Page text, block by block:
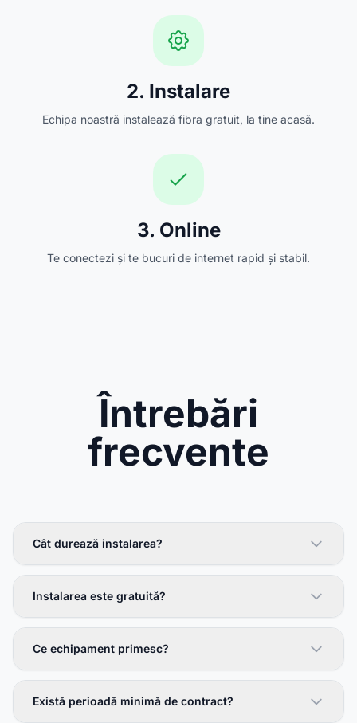
2. Instalare
Echipa noastră instalează fibra gratuit, la tine acasă.
3. Online
Te conectezi și te bucuri de internet rapid și stabil.
Întrebări
frecvente
Cât durează instalarea?
Instalarea este gratuită?
Ce echipament primesc?
Există perioadă minimă de contract?